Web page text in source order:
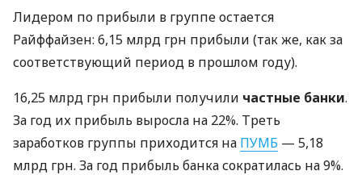
Лидером по прибыли в группе остается
Райффайзен: 6,15 млрд грн прибыли (так же, как за
соответствующий период в прошлом году).
16,25 млрд грн прибыли получили частные банки.
За год их прибыль выросла на 22%. Треть
заработков группы приходится на ПУМБ — 5,18
млрд грн. За год прибыль банка сократилась на 9%.